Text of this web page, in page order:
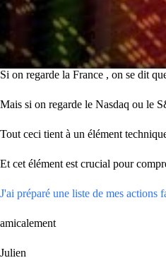
Si on regarde la France , on se dit
Mais si on regarde le Nasdaq ou le
Tout ceci tient à un élément
Et cet élément est crucial pour
J'ai préparé une liste de mes
amicalement
Julien